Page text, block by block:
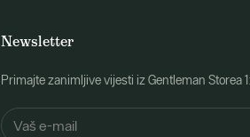
Newsletter
Primajte zanimljive vijesti iz Gentleman